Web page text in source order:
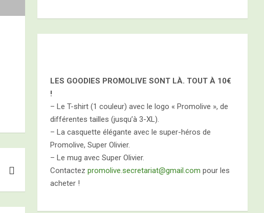
LES GOODIES PROMOLIVE SONT LÀ. TOUT À 10€
!
– Le T-shirt (1 couleur) avec le logo « Promolive », de
différentes tailles (jusqu’à 3-XL).
– La casquette élégante avec le super-héros de
Promolive, Super Olivier.
– Le mug avec Super Olivier.
Contactezpromolive.secretariat@gmail.com pour les
acheter !